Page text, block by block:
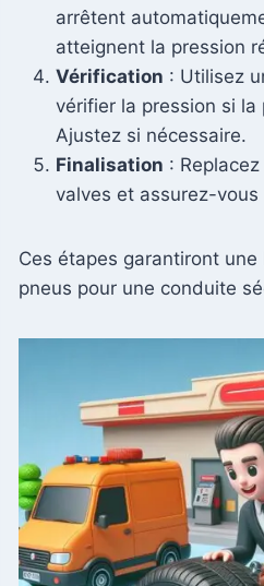
arrêtent
atteignent la pression
Vérification : Utilisez
vérifier la pression si la
Ajustez si nécessaire.
Finalisation :
valves et assurez-
Ces étapes garantiront
pneus pour une conduite